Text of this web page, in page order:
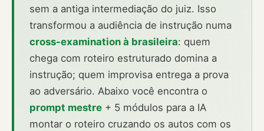
sem a antiga intermediação do juiz. Isso
transformou a audiência de instrução numa
cross-examination à brasileira: quem
chega com roteiro estruturado domina a
instrução; quem improvisa entrega a prova
ao adversário. Abaixo você encontra o
prompt mestre + 5 módulos para a IA
montar o roteiro cruzando os autos com os